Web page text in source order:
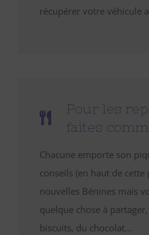
récupérer votre véhicule
Pour les
faites
Chacune emporte son
conseils (en haut de cette
nouvelles Bénines mais
quelque chose à
biscuits, du chocolat…